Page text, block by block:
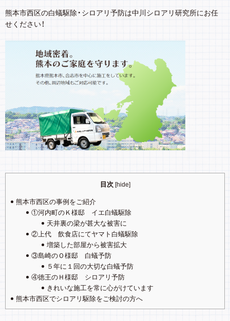
熊本市西区の白蟻駆除・シロアリ予防は中川シロアリ研究所にお任
せください！
目次[hide]
熊本市西区の事例をご紹介
①河内町のＫ様邸 イエ白蟻駆除
天井裏の梁が甚大な被害に
②上代 飲食店にてヤマト白蟻駆除
増築した部屋から被害拡大
③島崎のＯ様邸 白蟻予防
５年に１回の大切な白蟻予防
④徳王のＨ様邸 シロアリ予防
きれいな施工を常に心がけています
熊本市西区でシロアリ駆除をご検討の方へ